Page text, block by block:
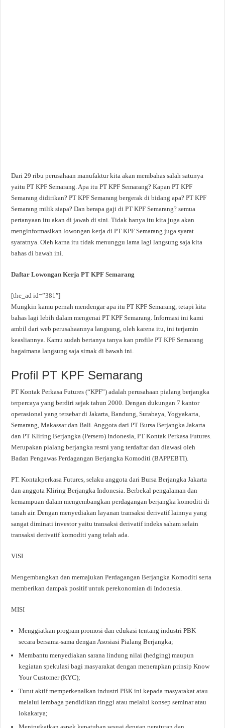
Dari 29 ribu perusahaan manufaktur kita akan membahas salah satunya
yaitu PT KPF Semarang. Apa itu PT KPF Semarang? Kapan PT KPF
Semarang didirikan? PT KPF Semarang bergerak di bidang apa? PT KPF
Semarang milik siapa? Dan berapa gaji di PT KPF Semarang? semua
pertanyaan itu akan di jawab di sini. Tidak hanya itu kita juga akan
menginformasikan lowongan kerja di PT KPF Semarang juga syarat
syaratnya. Oleh karna itu tidak menunggu lama lagi langsung saja kita
bahas di bawah ini.
Daftar Lowongan Kerja PT KPF Semarang
[the_ad id=”381″]
Mungkin kamu pernah mendengar apa itu PT KPF Semarang, tetapi kita
bahas lagi lebih dalam mengenai PT KPF Semarang. Informasi ini kami
ambil dari web perusahaannya langsung, oleh karena itu, ini terjamin
keasliannya. Kamu sudah bertanya tanya kan profile PT KPF Semarang
bagaimana langsung saja simak di bawah ini.
Profil PT KPF Semarang
PT Kontak Perkasa Futures (“KPF”) adalah perusahaan pialang berjangka
terpercaya yang berdiri sejak tahun 2000. Dengan dukungan 7 kantor
operasional yang tersebar di Jakarta, Bandung, Surabaya, Yogyakarta,
Semarang, Makassar dan Bali. Anggota dari PT Bursa Berjangka Jakarta
dan PT Kliring Berjangka (Persero) Indonesia, PT Kontak Perkasa Futures.
Merupakan pialang berjangka resmi yang terdaftar dan diawasi oleh
Badan Pengawas Perdagangan Berjangka Komoditi (BAPPEBTI).
PT. Kontakperkasa Futures, selaku anggota dari Bursa Berjangka Jakarta
dan anggota Kliring Berjangka Indonesia. Berbekal pengalaman dan
kemampuan dalam mengembangkan perdagangan berjangka komoditi di
tanah air. Dengan menyediakan layanan transaksi derivatif lainnya yang
sangat diminati investor yaitu transaksi derivatif indeks saham selain
transaksi derivatif komoditi yang telah ada.
VISI
Mengembangkan dan memajukan Perdagangan Berjangka Komoditi serta
memberikan dampak positif untuk perekonomian di Indonesia.
MISI
Menggiatkan program promosi dan edukasi tentang industri PBK
secara bersama-sama dengan Asosiasi Pialang Berjangka;
Membantu menyediakan sarana lindung nilai (hedging) maupun
kegiatan spekulasi bagi masyarakat dengan menerapkan prinsip Know
Your Customer (KYC);
Turut aktif memperkenalkan industri PBK ini kepada masyarakat atau
melalui lembaga pendidikan tinggi atau melalui konsep seminar atau
lokakarya;